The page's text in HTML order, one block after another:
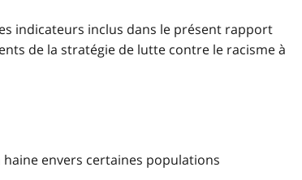
indicateurs inclus dans le présent rapport
de la stratégie de lutte contre le racisme à
envers certaines populations